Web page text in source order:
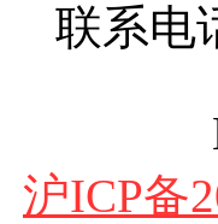
联系电
沪ICP备